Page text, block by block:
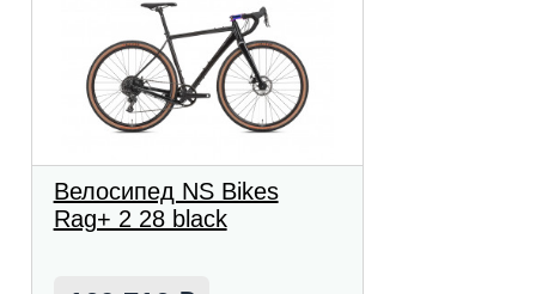
Велосипед NS Bikes
Rag+ 2 28 black